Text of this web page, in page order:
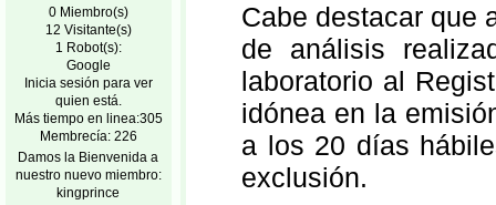
0 Miembro(s)
12 Visitante(s)
1 Robot(s):
Google
Inicia sesión para ver
quien está.
Más tiempo en linea:305
Membrecía: 226
Damos la Bienvenida a
nuestro nuevo miembro:
kingprince
Cabe destacar que
de análisis
laboratorio al
idónea en la
a los 20 días
exclusión.